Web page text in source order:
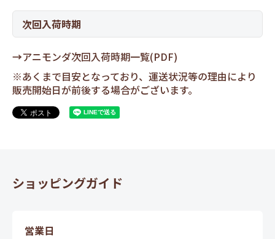
次回入荷時期
→アニモンダ次回入荷時期一覧(PDF)
※あくまで目安となっており、運送状況等の理由により
販売開始日が前後する場合がございます。
ショッピングガイド
営業日